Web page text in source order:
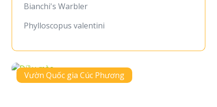
Bianchi's Warbler
Phylloscopus valentini
Vườn Quốc gia Cúc Phương